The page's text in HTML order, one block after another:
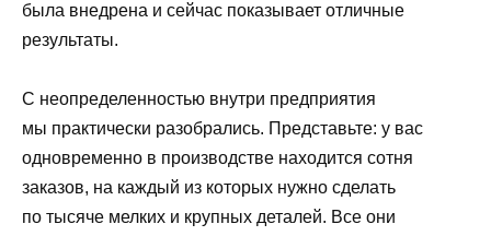
была внедрена и сейчас показывает отличные
результаты.
С неопределенностью внутри предприятия
мы практически разобрались. Представьте: у вас
одновременно в производстве находится сотня
заказов, на каждый из которых нужно сделать
по тысяче мелких и крупных деталей. Все они